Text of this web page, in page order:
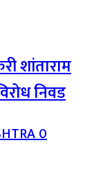
शांताराम
निवड
0